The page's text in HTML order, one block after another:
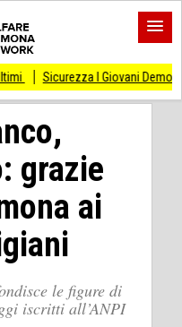
Giovani Democratici ribattono ai
grazie
ai
le figure di
iscritti all’ANPI